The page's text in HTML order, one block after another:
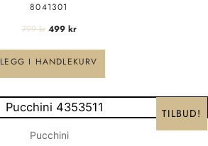
8041301
799kr 499 kr
LEGG I HANDLEKURV
TILBUD!
Pucchini
Opprinnelig
pris
var:
799 kr.
Nåværende
pris
er:
Dette